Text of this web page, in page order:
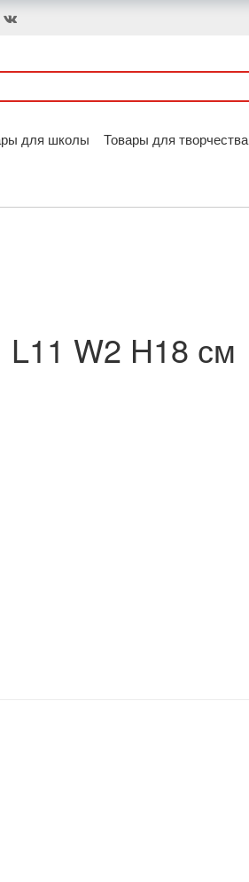
для школы Товары для творчества
W2 H18 см